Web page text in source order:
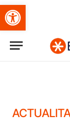
Obre la barra d'eines